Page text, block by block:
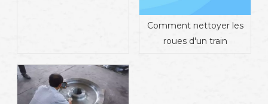
Comment nettoyer les
roues d'un train